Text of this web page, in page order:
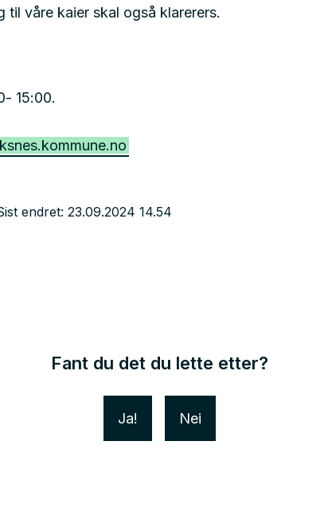
til våre kaier skal også klarerers.
15:00.
endret 23.09.2024 14.54
Fant du det du lette etter?
Ja Nei